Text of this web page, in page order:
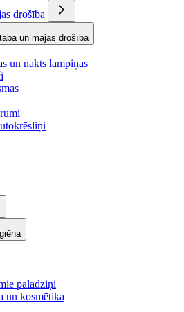
drošība
un mājas drošība
un nakts lampiņas
paladziņi
un kosmētika